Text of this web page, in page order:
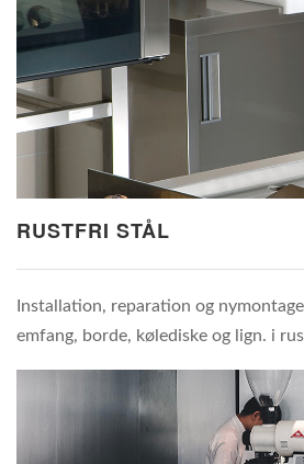
RUSTFRI STÅL
Installation, reparation og
emfang, borde, kølediske og lign. i